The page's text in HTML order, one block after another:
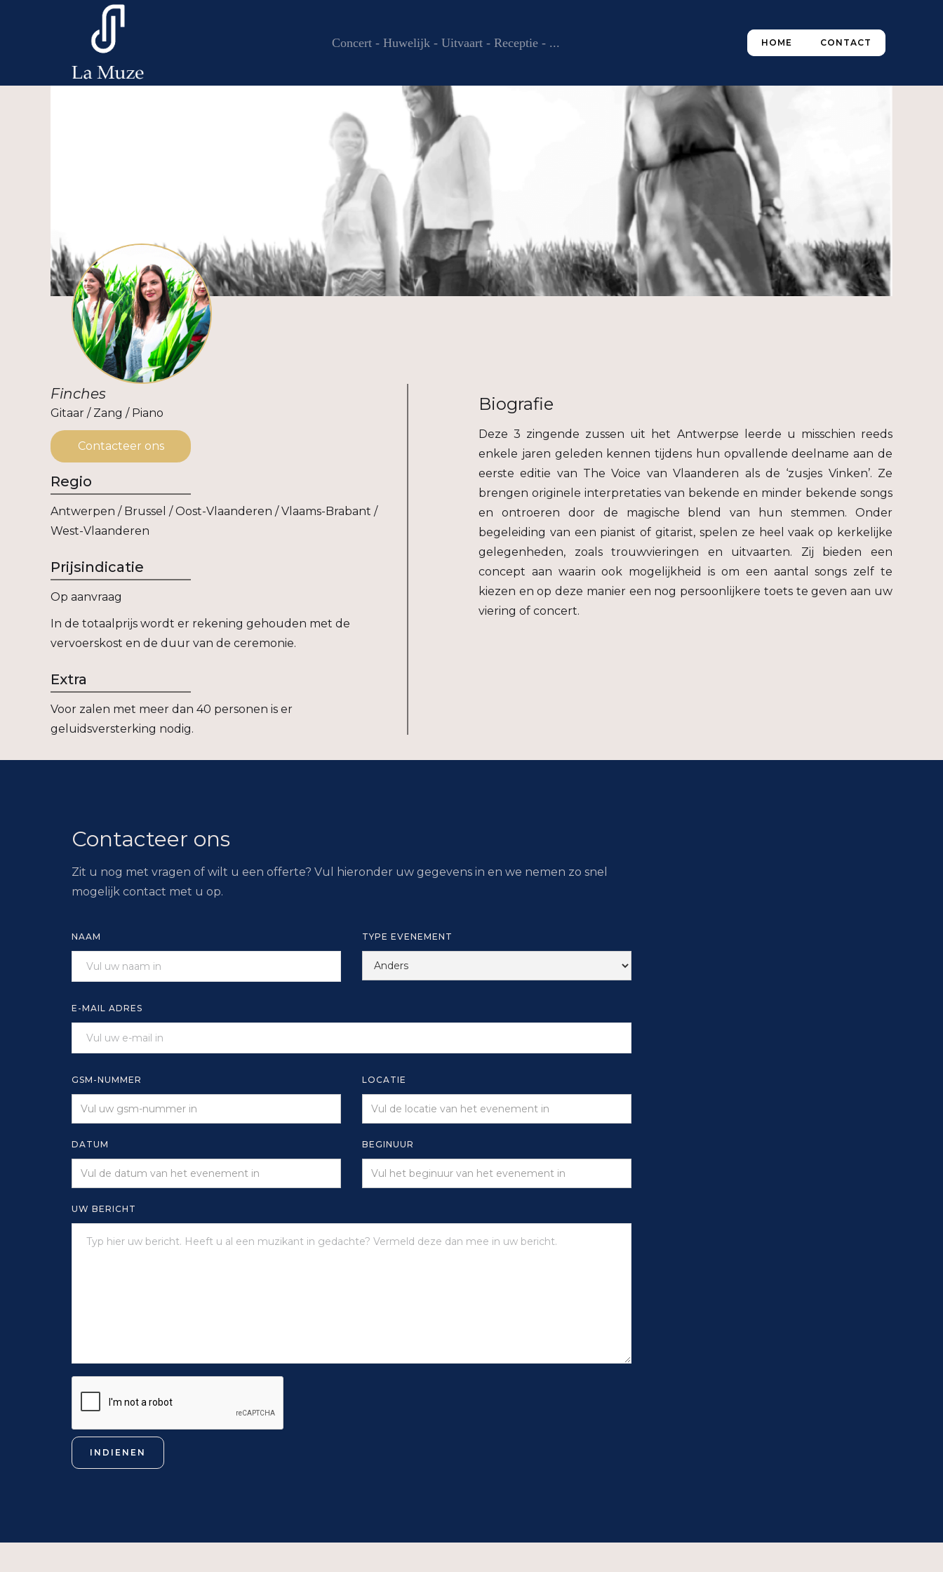
Concert - Huwelijk - Uitvaart - Receptie - ... HOME CONTACT
Finches
Gitaar / Zang / Piano
Contacteer ons
Regio
Antwerpen / Brussel / Oost-Vlaanderen / Vlaams-Brabant /
West-Vlaanderen
Prijsindicatie
Op aanvraag
In de totaalprijs wordt er rekening gehouden met de
vervoerskost en de duur van de ceremonie.
Extra
Voor zalen met meer dan 40 personen is er
geluidsversterking nodig.
Biografie
Deze 3 zingende zussen uit het Antwerpse leerde u misschien reeds
enkele jaren geleden kennen tijdens hun opvallende deelname aan de
eerste editie van The Voice van Vlaanderen als de ‘zusjes Vinken’. Ze
brengen originele interpretaties van bekende en minder bekende songs
en ontroeren door de magische blend van hun stemmen. Onder
begeleiding van een pianist of gitarist, spelen ze heel vaak op kerkelijke
gelegenheden, zoals trouwvieringen en uitvaarten. Zij bieden een
concept aan waarin ook mogelijkheid is om een aantal songs zelf te
kiezen en op deze manier een nog persoonlijkere toets te geven aan uw
viering of concert.
Contacteer ons
Zit u nog met vragen of wilt u een offerte? Vul hieronder uw gegevens in en we nemen zo snel
mogelijk contact met u op.
NAAM TYPE EVENEMENT
E-MAIL ADRES
GSM-NUMMER LOCATIE
DATUM BEGINUUR
UW BERICHT